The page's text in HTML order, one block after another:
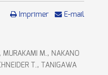
Imprimer E-mail
MURAKAMI M., NAKANO
T., TANIGAWA